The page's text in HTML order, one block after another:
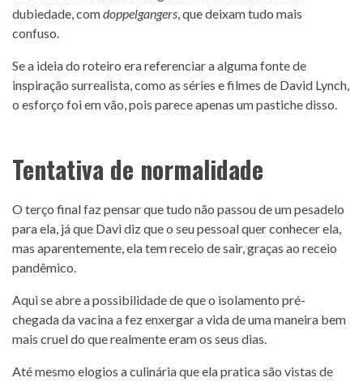
dubiedade, comdoppelgangers, que deixam tudo mais
confuso.
Se a ideia do roteiro era referenciar a alguma fonte de
inspiração surrealista, como as séries e filmes de David Lynch,
o esforço foi em vão, pois parece apenas um pastiche disso.
Tentativa de normalidade
O terço final faz pensar que tudo não passou de um pesadelo
para ela, já que Davi diz que o seu pessoal quer conhecer ela,
mas aparentemente, ela tem receio de sair, graças ao receio
pandêmico.
Aqui se abre a possibilidade de que o isolamento pré-
chegada da vacina a fez enxergar a vida de uma maneira bem
mais cruel do que realmente eram os seus dias.
Até mesmo elogios a culinária que ela pratica são vistas de